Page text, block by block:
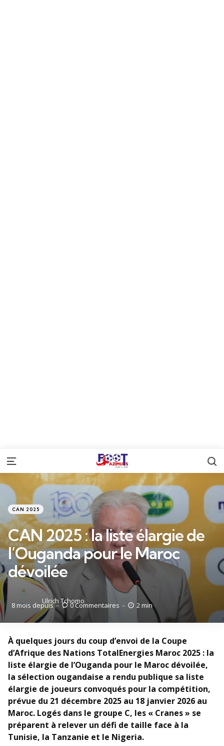
Menu
Catégories
Posté
dans
CAN 2025
CAN 2025 : la liste élargie de
l’Ouganda pour le Maroc
dévoilée
Posté
par
Ulrich Tchomo
8 mois depuis 0Commentaires 2 min
À quelques jours du coup d’envoi de la Coupe
d’Afrique des Nations TotalEnergies Maroc 2025 : la
liste élargie de l’Ouganda pour le Maroc dévoilée,
la sélection ougandaise a rendu publique sa liste
élargie de joueurs convoqués pour la compétition,
prévue du 21 décembre 2025 au 18 janvier 2026 au
Maroc. Logés dans le groupe C, les « Cranes » se
préparent à relever un défi de taille face à la
Tunisie, la Tanzanie et le Nigeria.